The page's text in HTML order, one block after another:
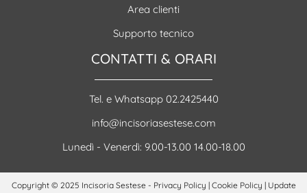
Area clienti
Supporto tecnico
CONTATTI & ORARI
Tel. e Whatsapp 02.2425440
info@incisoriasestese.com
Lunedì - Venerdì: 9.00-13.00 14.00-18.00
Copyright © 2025 Incisoria Sestese - Privacy Policy | Cookie Policy | Update